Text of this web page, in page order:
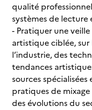
qualité
systèmes de
- Pratiquer une
artistique ciblée,
l’industrie, des
tendances
sources spécialisées
pratiques de
des évolutions du